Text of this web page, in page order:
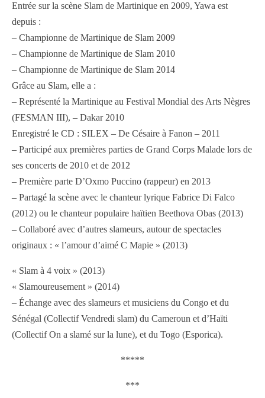
Entrée sur la scène Slam de Martinique en 2009, Yawa est
depuis :
– Championne de Martinique de Slam 2009
– Championne de Martinique de Slam 2010
– Championne de Martinique de Slam 2014
Grâce au Slam, elle a :
– Représenté la Martinique au Festival Mondial des Arts Nègres
(FESMAN III), – Dakar 2010
Enregistré le CD : SILEX – De Césaire à Fanon – 2011
– Participé aux premières parties de Grand Corps Malade lors de
ses concerts de 2010 et de 2012
– Première parte D’Oxmo Puccino (rappeur) en 2013
– Partagé la scène avec le chanteur lyrique Fabrice Di Falco
(2012) ou le chanteur populaire haïtien Beethova Obas (2013)
– Collaboré avec d’autres slameurs, autour de spectacles
originaux : « l’amour d’aimé C Mapie » (2013)
« Slam à 4 voix » (2013)
« Slamoureusement » (2014)
– Échange avec des slameurs et musiciens du Congo et du
Sénégal (Collectif Vendredi slam) du Cameroun et d’Haïti
(Collectif On a slamé sur la lune), et du Togo (Esporica).
*****
***